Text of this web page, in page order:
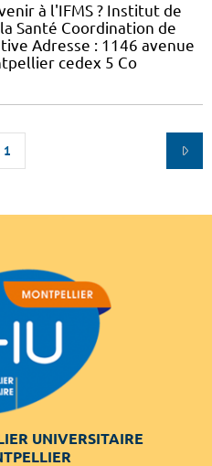
à l'IFMS ? Institut de
Santé Coordination de
Adresse : 1146 avenue
cedex 5 Co
1
UNIVERSITAIRE